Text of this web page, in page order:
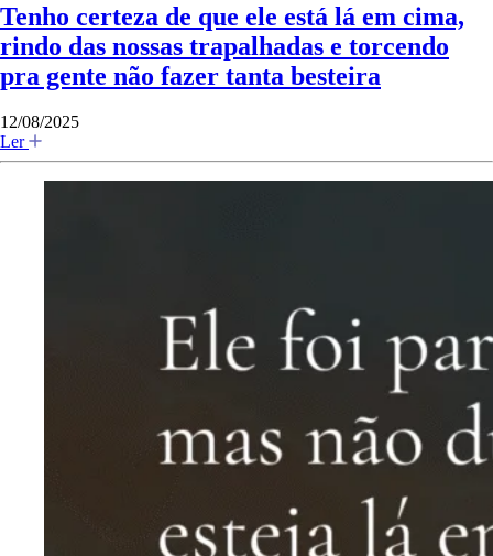
Tenho certeza de que ele está lá em cima,
rindo das nossas trapalhadas e torcendo
pra gente não fazer tanta besteira
12/08/2025
Ler